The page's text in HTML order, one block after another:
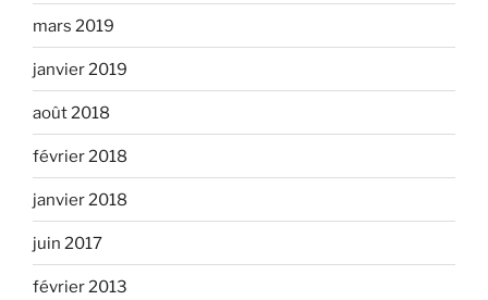
mars 2019
janvier 2019
août 2018
février 2018
janvier 2018
juin 2017
février 2013